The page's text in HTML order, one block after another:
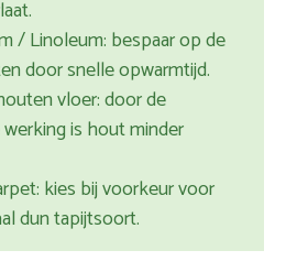
/ Linoleum: bespaar op de
door snelle opwarmtijd.
vloer: door de
is hout minder
kies bij voorkeur voor
dun tapijtsoort.